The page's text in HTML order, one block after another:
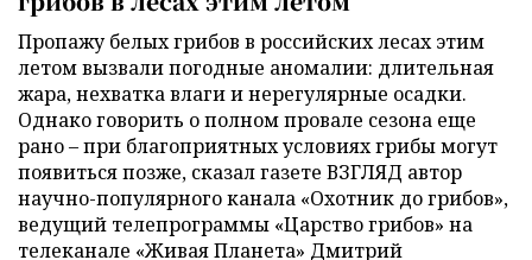
Пропажу белых грибов в российских лесах этим
летом вызвали погодные аномалии: длительная
жара, нехватка влаги и нерегулярные осадки.
Однако говорить о полном провале сезона еще
рано – при благоприятных условиях грибы могут
появиться позже, сказал газете ВЗГЛЯД автор
научно-популярного канала «Охотник до грибов»,
ведущий телепрограммы «Царство грибов» на
телеканале «Живая Планета» Дмитрий